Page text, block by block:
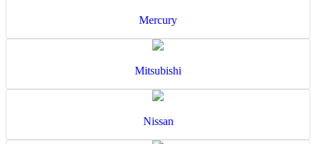
Mercury
Mitsubishi
Nissan